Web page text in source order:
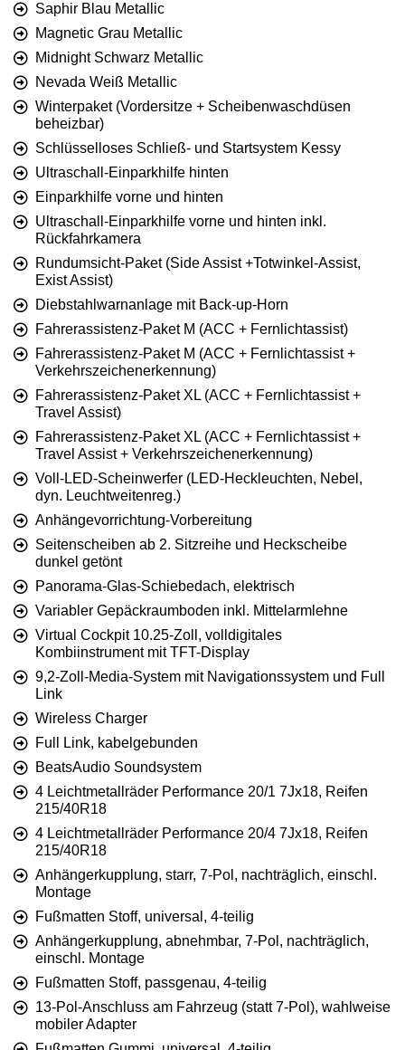
Saphir Blau Metallic
Magnetic Grau Metallic
Midnight Schwarz Metallic
Nevada Weiß Metallic
Winterpaket (Vordersitze + Scheibenwaschdüsen
beheizbar)
Schlüsselloses Schließ- und Startsystem Kessy
Ultraschall-Einparkhilfe hinten
Einparkhilfe vorne und hinten
Ultraschall-Einparkhilfe vorne und hinten inkl.
Rückfahrkamera
Rundumsicht-Paket (Side Assist +Totwinkel-Assist,
Exist Assist)
Diebstahlwarnanlage mit Back-up-Horn
Fahrerassistenz-Paket M (ACC + Fernlichtassist)
Fahrerassistenz-Paket M (ACC + Fernlichtassist +
Verkehrszeichenerkennung)
Fahrerassistenz-Paket XL (ACC + Fernlichtassist +
Travel Assist)
Fahrerassistenz-Paket XL (ACC + Fernlichtassist +
Travel Assist + Verkehrszeichenerkennung)
Voll-LED-Scheinwerfer (LED-Heckleuchten, Nebel,
dyn. Leuchtweitenreg.)
Anhängevorrichtung-Vorbereitung
Seitenscheiben ab 2. Sitzreihe und Heckscheibe
dunkel getönt
Panorama-Glas-Schiebedach, elektrisch
Variabler Gepäckraumboden inkl. Mittelarmlehne
Virtual Cockpit 10.25-Zoll, volldigitales
Kombiinstrument mit TFT-Display
9,2-Zoll-Media-System mit Navigationssystem und Full
Link
Wireless Charger
Full Link, kabelgebunden
BeatsAudio Soundsystem
4 Leichtmetallräder Performance 20/1 7Jx18, Reifen
215/40R18
4 Leichtmetallräder Performance 20/4 7Jx18, Reifen
215/40R18
Anhängerkupplung, starr, 7-Pol, nachträglich, einschl.
Montage
Fußmatten Stoff, universal, 4-teilig
Anhängerkupplung, abnehmbar, 7-Pol, nachträglich,
einschl. Montage
Fußmatten Stoff, passgenau, 4-teilig
13-Pol-Anschluss am Fahrzeug (statt 7-Pol), wahlweise
mobiler Adapter